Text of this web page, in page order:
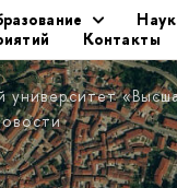
Контакты
университет